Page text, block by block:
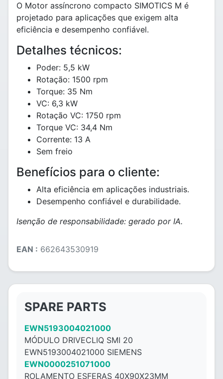
O Motor assíncrono compacto SIMOTICS M é
projetado para aplicações que exigem alta
eficiência e desempenho confiável.
Detalhes técnicos:
Poder: 5,5 kW
Rotação: 1500 rpm
Torque: 35 Nm
VC: 6,3 kW
Rotação VC: 1750 rpm
Torque VC: 34,4 Nm
Corrente: 13 A
Sem freio
Benefícios para o cliente:
Alta eficiência em aplicações industriais.
Desempenho confiável e durabilidade.
Isenção de responsabilidade: gerado por IA.
EAN : 662643530919
SPARE PARTS
EWN5193004021000
MÓDULO DRIVECLIQ SMI 20
EWN5193004021000 SIEMENS
EWN0000251071000
ROLAMENTO ESFERAS 40X90X23MM